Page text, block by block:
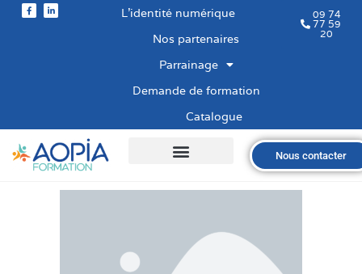
L’identité numérique
Nos partenaires
Parrainage
Demande de formation
Catalogue
09 74
77 59
20
Nous contacter